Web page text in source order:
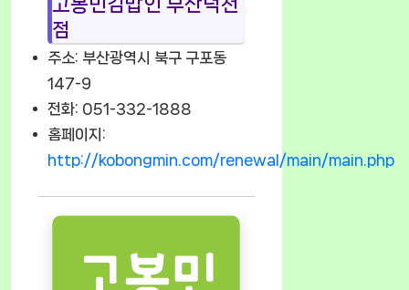
고봉민김밥인 부산덕천
점
주소: 부산광역시 북구 구포동
147-9
전화: 051-332-1888
홈페이지:
http://kobongmin.com/renewal/main/main.php